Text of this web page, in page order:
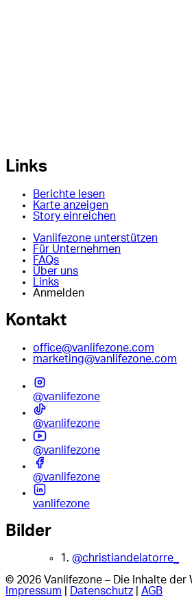
Links
Berichte lesen
Karte anzeigen
Story einreichen
Vanlifezone unterstützen
Für Unternehmen
FAQs
Über uns
Links
Anmelden
Kontakt
office@vanlifezone.com
marketing@vanlifezone.com
@vanlifezone
@vanlifezone
@vanlifezone
@vanlifezone
vanlifezone
Bilder
1. @christiandelatorre_
© 2026 Vanlifezone – Die Inhalte
Impressum
Datenschutz| AGB